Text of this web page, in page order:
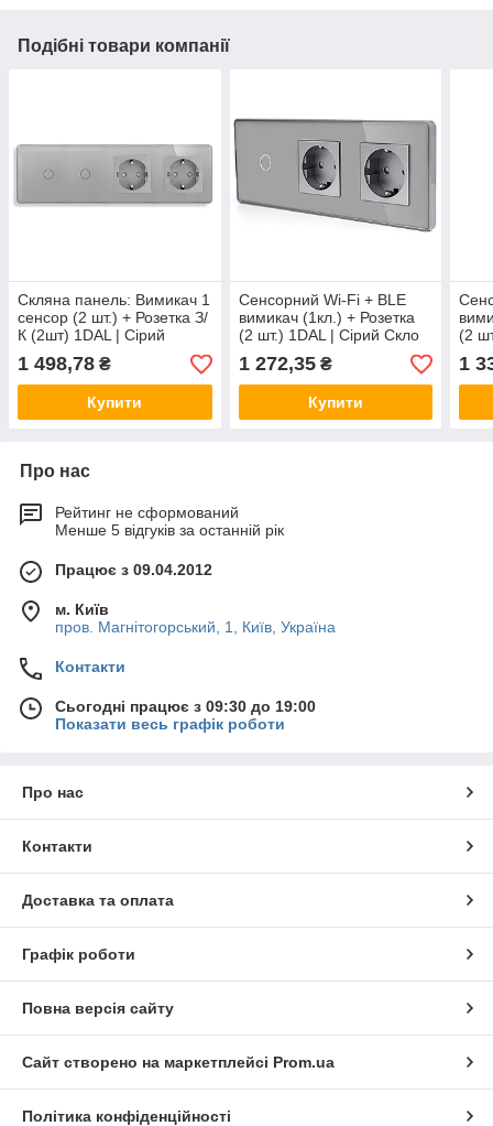
Подібні товари компанії
Скляна панель: Вимикач 1
сенсор (2 шт.) + Розетка З/
К (2шт) 1DAL | Сірий
(G299D-SW1GX2-
STX2.GR)
1 498,78 ₴
Купити
Сенсорний Wi-Fi + BLE
вимикач (1кл.) + Розетка
(2 шт.) 1DAL | Сірий Скло
(G228D-SW1G.WF-
STX2.GR)
1 272,35₴
Купити
(2
1
Про нас
Рейтинг не сформований
Менше 5 відгуків за останній рік
Працює з 09.04.2012
м. Київ
пров. Магнітогорський, 1, Київ, Україна
Контакти
Сьогодні працює з 09:30 до 19:00
Показати весь графік роботи
Про нас
Контакти
Доставка та оплата
Графік роботи
Повна версія сайту
Сайт створено на маркетплейсі Prom.ua
Політика конфіденційності